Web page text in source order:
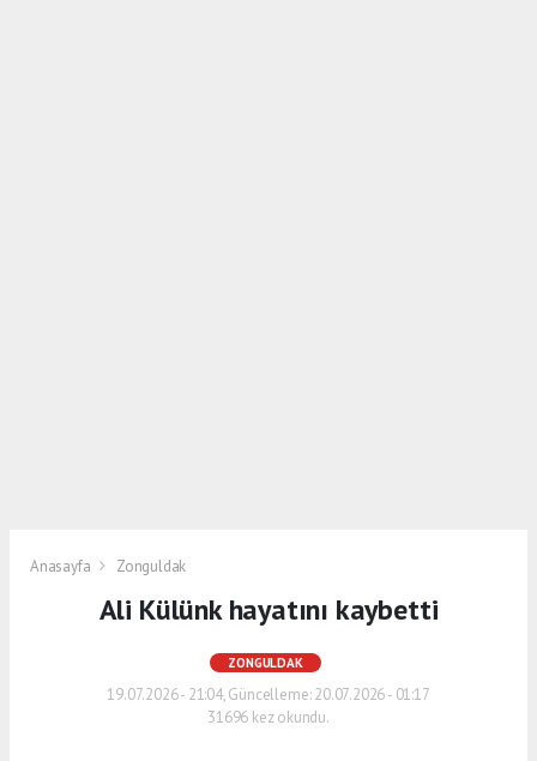
Anasayfa Zonguldak
Ali Külünk hayatını kaybetti
ZONGULDAK
19.07.2026 - 21:04, Güncelleme: 20.07.2026 - 01:17
31696 kez okundu.